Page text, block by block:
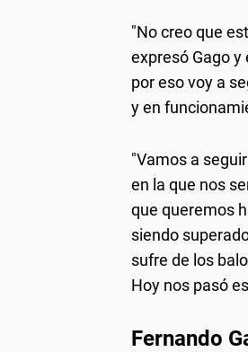
"No creo que
expresó Gago y
por eso voy a
y en
"Vamos a
en la que nos
que queremos
siendo
sufre de los
Hoy nos pasó
Fernando